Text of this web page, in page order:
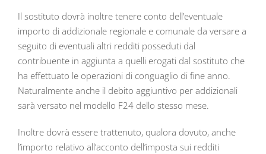
Il sostituto dovrà inoltre tenere conto dell’eventuale
importo di addizionale regionale e comunale da versare a
seguito di eventuali altri redditi posseduti dal
contribuente in aggiunta a quelli erogati dal sostituto che
ha effettuato le operazioni di conguaglio di fine anno.
Naturalmente anche il debito aggiuntivo per addizionali
sarà versato nel modello F24 dello stesso mese.
Inoltre dovrà essere trattenuto, qualora dovuto, anche
l’importo relativo all’acconto dell’imposta sui redditi